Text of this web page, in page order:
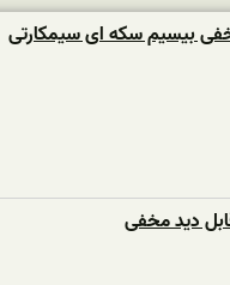
بیسیم سکه ای سیمکارتی
دید مخفی